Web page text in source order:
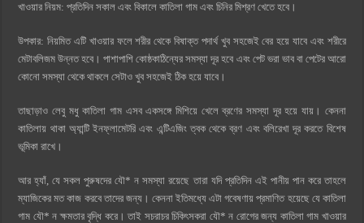
খাওয়ার নিয়ম: প্রতিদিন সকাল এবং বিকালে কাতিলা গাম এবং চিনির মিশ্রণ খেতে হবে।
উপকার: নিয়মিত এটি খাওয়ার ফলে শরীর থেকে বিষাক্ত পদার্থ খুব সহজেই বের হয়ে যাবে এবং শরীরে
মেটাবলিজম উন্নত হবে। পাশাপাশি কোষ্ঠকাঠিন্যের সমস্যা দূর হবে এবং পেট ভরা ভাব বা পেটের আরো
কোনো সমস্যা থেকে থাকলে সেটাও খুব সহজেই ঠিক হয়ে যাবে।
তাছাড়াও লেবু মধু কাতিলা গাম এসব একসঙ্গে মিশিয়ে খেলে ব্রণের সমস্যা দূর হয়ে যায়। কেননা
কাতিলায় থাকা অ্যান্টি ইনফ্লামেটরি এবং এন্টিএজিং ত্বক থেকে ব্রণ এবং বলিরেখা দূর করতে বিশেষ
ভূমিকা রাখে।
আর হ্যাঁ, যে সকল পুরুষদের যৌ* ন সমস্যা রয়েছে তারা যদি প্রতিদিন এই পানীয় পান করে তাহলে
ম্যাজিকের মত কাজ করবে তাদের জন্য। কেননা ইতিমধ্যে এটা গবেষণায় প্রমাণিত হয়েছে যে কাতিলা
গাম যৌ* ন ক্ষমতার বৃদ্ধি করে। তাই সচরাচর চিকিৎসকরা যৌ* ন রোগের জন্য কাতিলা গাম খাওয়ার